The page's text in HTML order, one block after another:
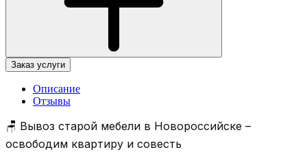
Заказ услуги
Описание
Отзывы
🪑 Вывоз старой мебели в Новороссийске –
освободим квартиру и совесть